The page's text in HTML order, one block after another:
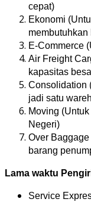
cepat)
Ekonomi
membutuhkan
E-Commerce
Air Freight
kapasitas
Consolidation
jadi satu
Moving
Negeri)
Over
barang
Lama waktu
Service